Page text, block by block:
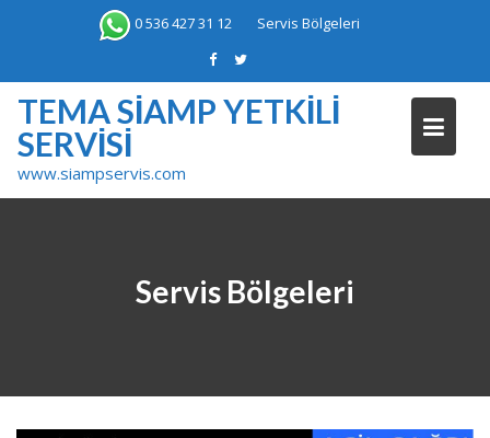
0 536 427 31 12 Servis Bölgeleri
TEMA SIAMP YETKILI
SERVISI
www.siampservis.com
Servis Bölgeleri